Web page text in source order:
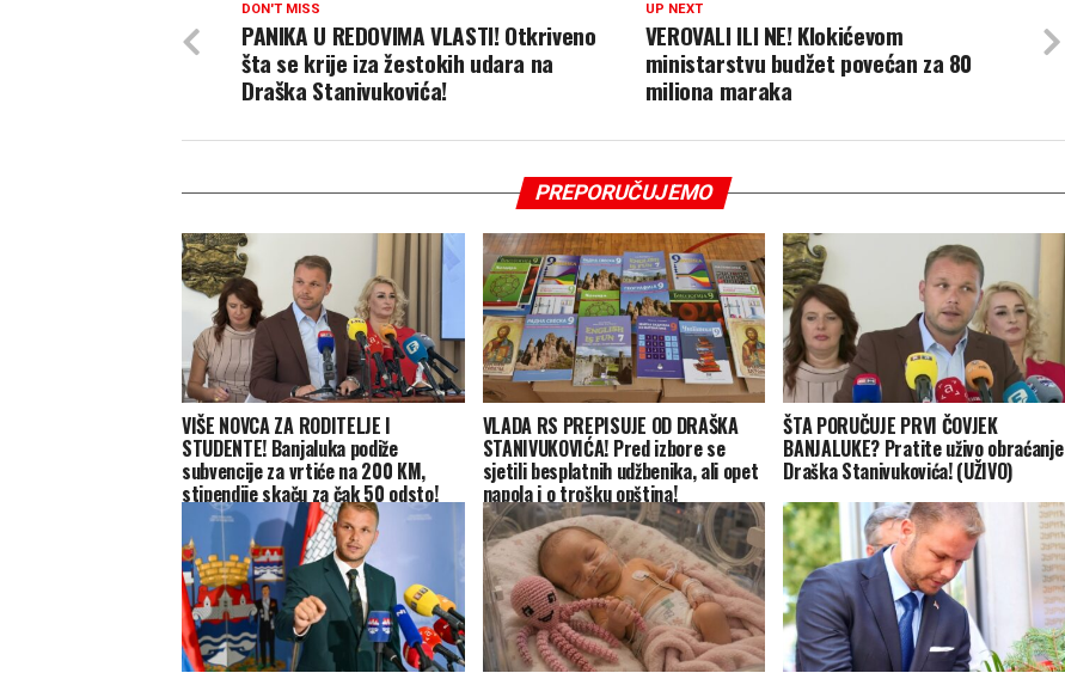
UP NEXT
VEROVALI ILI NE! Klokićevom
ministarstvu budžet povećan za 80
miliona maraka
DON'T MISS
PANIKA U REDOVIMA VLASTI! Otkriveno
šta se krije iza žestokih udara na
Draška Stanivukovića!
PREPORUČUJEMO
VIŠE NOVCA ZA RODITELJE I
STUDENTE! Banjaluka podiže
subvencije za vrtiće na 200 KM,
stipendije skaču za čak 50 odsto!
VLADA RS PREPISUJE OD DRAŠKA
STANIVUKOVIĆA! Pred izbore se
sjetili besplatnih udžbenika, ali opet
napola i o trošku opština!
ŠTA PORUČUJE PRVI ČOVJEK
BANJALUKE? Pratite uživo obraćanje
Draška Stanivukovića! (UŽIVO)